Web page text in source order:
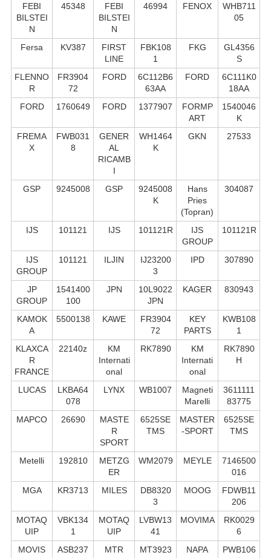
FEBI
BILSTEI
N
45348
FEBI
BILSTEI
N
46994 FENOX
WHB711
05
Fersa KV387
FIRST
LINE
FBK108
1
FKG
GL4356
S
FLENNO
R
FR3904
72
FORD
6C112B6
63AA
FORD
6C111K0
18AA
FORD
1760649 FORD 1377907
FORMP
ART
1540046
K
FREMA
X
FWB031
8
GENER
AL
RICAMB
I
WH1464
K
GKN 27533
GSP 9245008 GSP
9245008
K
Hans
Pries
(Topran)
304087
IJS 101121 IJS 101121R
IJS
GROUP
101121R
IJS
GROUP
101121 ILJIN
IJ23200
3
IPD 307890
JP
GROUP
1541400
100
JPN
10L9022
JPN
KAGER 830943
KAMOK
A
5500138 KAWE
FR3904
72
KEY
PARTS
KWB108
1
KLAXCA
R
FRANCE
22140z
KM
Internati
onal
RK7890
KM
Internati
onal
RK7890
H
LUCAS
LKBA64
078
LYNX WB1007
Magneti
Marelli
3611111
83775
MAPCO
26690
MASTE
R
SPORT
6525SE
TMS
MASTER
-SPORT
6525SE
TMS
Metelli 192810
METZG
ER
WM2079 MEYLE
7146500
016
MGA
KR3713 MILES
DB8320
3
MOOG
FDWB11
206
MOTAQ
UIP
VBK134
1
MOTAQ
UIP
LVBW13
41
MOVIMA
RK0029
6
MOVIS
ASB237
MTR MT3923 NAPA
PWB106